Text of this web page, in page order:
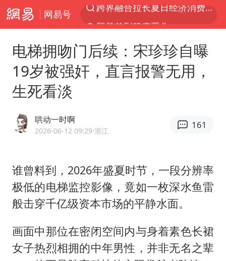
网易号
拜登前列腺癌恶化
伯克希尔净买入约200亿美元股票
四川宜宾5.5级地震后余震为何不断
2026年7月份居民消费价格同比上涨0.5%
上海中心城区暴雨预警由橙变红
台铃电动车仅骑一年就断电趴窝
白海豚5次眼壁置换
上海大部迎大暴雨
以军士兵把枪口对准中国记者
电梯拥吻门后续：宋珍珍自曝
19岁被强奸，直言报警无用，
生死看淡
哄动一时啊
2026-06-12 09:29·浙江
161
谁曾料到，2026年盛夏时节，一段分辨率
极低的电梯监控影像，竟如一枚深水鱼雷
般击穿千亿级资本市场的平静水面。
画面中那位在密闭空间内与身着素色长裙
女子热烈相拥的中年男性，并非无名之辈